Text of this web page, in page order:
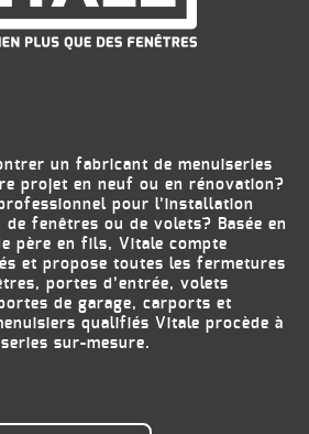
un fabricant de menuiseries
projet en neuf ou en rénovation?
pour l’installation
de fenêtres ou de volets? Basée en
père en fils, Vitale compte
et propose toutes les fermetures
portes d’entrée, volets
de garage, carports et
qualifiés Vitale procède à
sur-mesure.